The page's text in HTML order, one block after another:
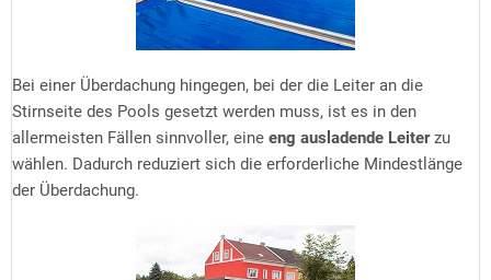
Bei einer Überdachung hingegen, bei der die Leiter an die
Stirnseite des Pools gesetzt werden muss, ist es in den
allermeisten Fällen sinnvoller, eine eng ausladende Leiterzu
wählen. Dadurch reduziert sich die erforderliche Mindestlänge
der Überdachung.